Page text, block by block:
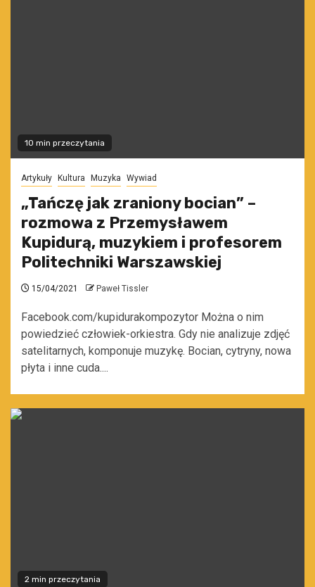
10 min przeczytania
Artykuły Kultura Muzyka Wywiad
„Tańczę jak zraniony bocian” –
rozmowa z Przemysławem
Kupidurą, muzykiem i profesorem
Politechniki Warszawskiej
15/04/2021 Paweł Tissler
Facebook.com/kupidurakompozytor Można o nim
powiedzieć człowiek-orkiestra. Gdy nie analizuje zdjęć
satelitarnych, komponuje muzykę. Bocian, cytryny, nowa
płyta i inne cuda....
2 min przeczytania